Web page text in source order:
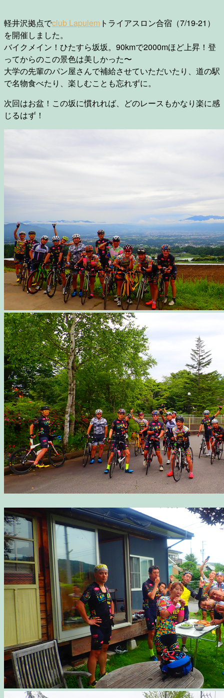
軽井沢拠点でclub Lapulem トライアスロン合宿（7/19-21）
を開催しました。
バイクメイン！ひたすら坂坂。90kmで2000mほど上昇！登
ってからのこの景色は美しかった〜
大学の先輩のパン屋さんで補給させていただいたり、道の駅
で名物食べたり、楽しむことも忘れずに。
次回はお盆！この坂に慣れれば、どのレースもかなり楽に感
じるはず！